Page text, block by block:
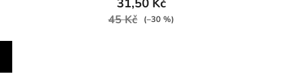
45 Kč (–30 %)